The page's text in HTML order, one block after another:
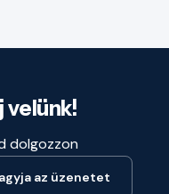
dolgozzon
az üzenetet